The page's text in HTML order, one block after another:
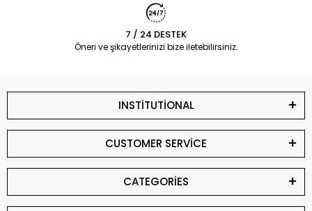
7 / 24 DESTEK
Öneri ve şikayetlerinizi bize iletebilirsiniz.
INSTİTUTİONAL
CUSTOMER SERVİCE
CATEGORİES